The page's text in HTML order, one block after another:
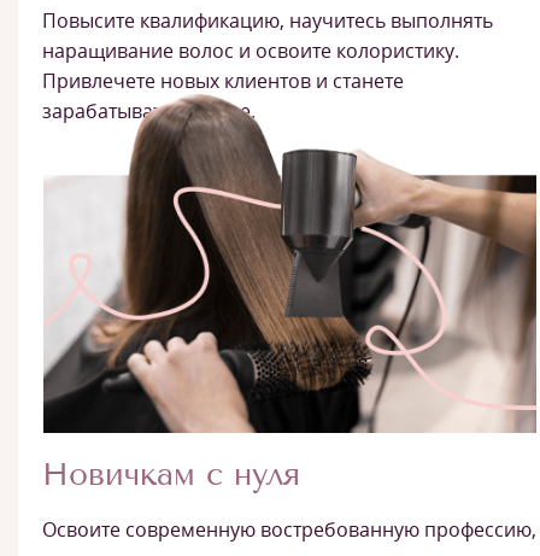
Повысите квалификацию, научитесь выполнять
наращивание волос и освоите колористику.
Привлечете новых клиентов и станете
зарабатывать больше.
Новичкам с нуля
Освоите современную востребованную профессию,